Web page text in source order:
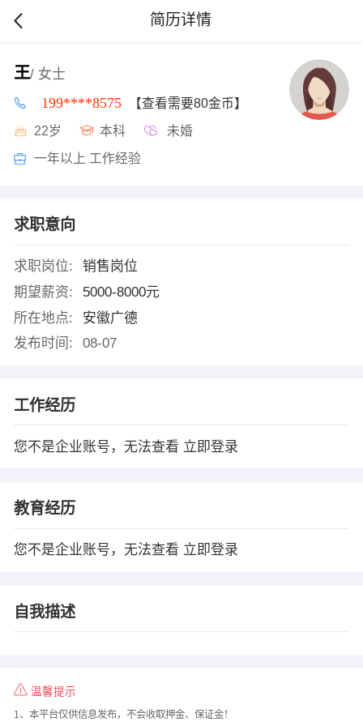
简历详情
王/ 女士
199****8575 【查看需要80金币】
22岁 本科 未婚
一年以上 工作经验
求职意向
求职岗位:
销售岗位
期望薪资:
5000-8000元
所在地点:
安徽广德
发布时间:
08-07
工作经历
您不是企业账号，无法查看 立即登录
教育经历
您不是企业账号，无法查看 立即登录
自我描述
温馨提示
1、本平台仅供信息发布，不会收取押金、保证金！